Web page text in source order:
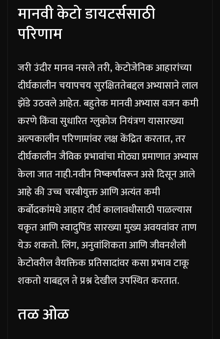
मानवी केटो डायटर्ससाठी
परिणाम
जरी उंदीर मानव नसले तरी, केटोजेनिक आहारांच्या
दीर्घकालीन चयापचय सुरक्षिततेबद्दल अभ्यासाने लाल
झेंडे उठवले आहेत. बहुतेक मानवी अभ्यास वजन कमी
करणे किंवा सुधारित ग्लुकोज नियंत्रण यासारख्या
अल्पकालीन परिणामांवर लक्ष केंद्रित करतात, तर
दीर्घकालीन जैविक प्रभावांचा मोठ्या प्रमाणात अभ्यास
केला जात नाही.नवीन निष्कर्षांवरून असे दिसून आले
आहे की उच्च चरबीयुक्त आणि अत्यंत कमी
कर्बोदकांमधे आहार दीर्घ कालावधीसाठी पाळल्यास
यकृत आणि स्वादुपिंड सारख्या मुख्य अवयवांवर ताण
येऊ शकतो. लिंग, अनुवांशिकता आणि जीवनशैली
केटोवरील वैयक्तिक प्रतिसादांवर कसा प्रभाव टाकू
शकतो याबद्दल ते प्रश्न देखील उपस्थित करतात.
तळ ओळ